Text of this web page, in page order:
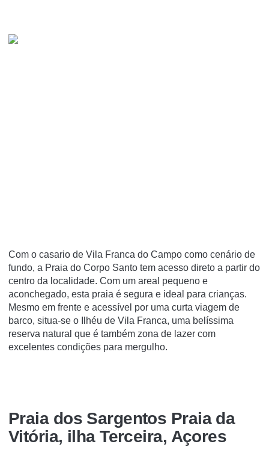
Com o casario de Vila Franca do Campo como cenário de
fundo, a Praia do Corpo Santo tem acesso direto a partir do
centro da localidade. Com um areal pequeno e
aconchegado, esta praia é segura e ideal para crianças.
Mesmo em frente e acessível por uma curta viagem de
barco, situa-se o Ilhéu de Vila Franca, uma belíssima
reserva natural que é também zona de lazer com
excelentes condições para mergulho.
Praia dos Sargentos Praia da
Vitória, ilha Terceira, Açores